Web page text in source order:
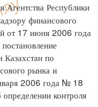
Агентства Республики
финансового
от 17 июня 2006 года
Казахстан по
рынка и
2006 года № 18
контроля